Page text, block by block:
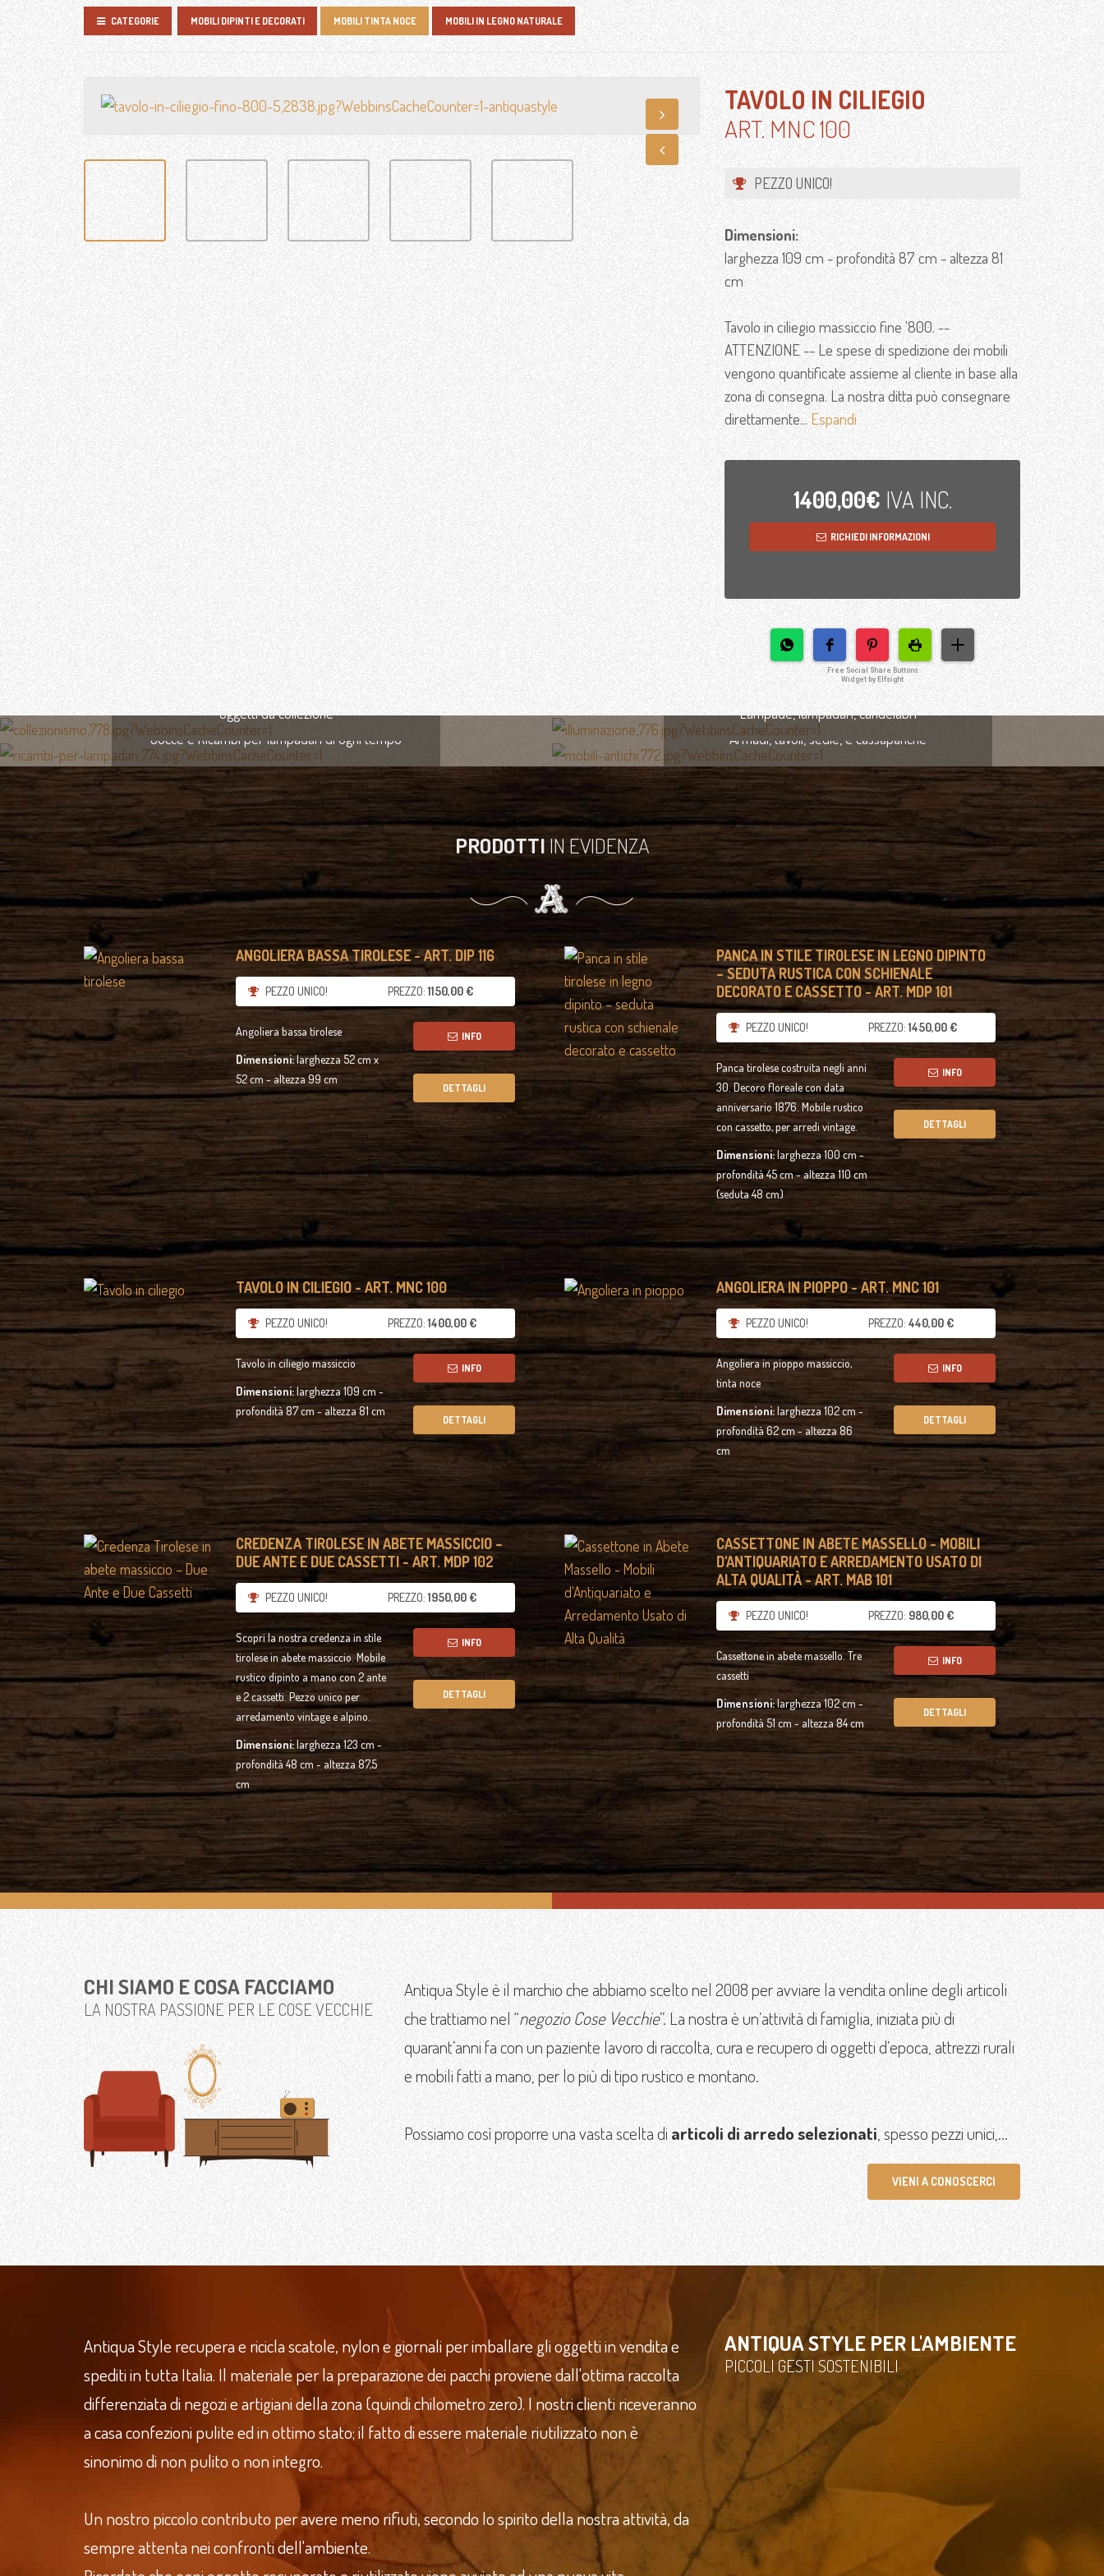
OGGETTI RURALI
OGGETTI VARI
Tel. +39 0465 321127
Cell. 333 2358421
Skype: antiquastyle
info@antiquastyle.it
CATEGORIE MOBILI DIPINTI E DECORATI MOBILI TINTA NOCE MOBILI IN LEGNO NATURALE
TAVOLO IN CILIEGIO
ART. MNC 100
PEZZO UNICO!
Dimensioni:
larghezza 109 cm - profondità 87 cm - altezza 81
cm
Tavolo in ciliegio massiccio fine '800. --
ATTENZIONE -- Le spese di spedizione dei mobili
vengono quantificate assieme al cliente in base alla
zona di consegna. La nostra ditta può consegnare
direttamente... Espandi
1400,00€ IVA INC.
RICHIEDI INFORMAZIONI
Free Social Share Buttons
Widget by Elfsight
Oggetti da collezione
ILLUMINAZIONE
Lampade, lampadari, candelabri
RICAMBI PER LAMPADARI
Gocce e Ricambi per lampadari di ogni tempo
MOBILI ANTICHI
Armadi, tavoli, sedie, e cassapanche
PRODOTTI IN EVIDENZA
ANGOLIERA BASSA TIROLESE - ART. DIP 116
PEZZO UNICO! PREZZO:1150,00 €
Angoliera bassa tirolese
Dimensioni:larghezza 52 cm x
52 cm - altezza 99 cm
INFO
DETTAGLI
PANCA IN STILE TIROLESE IN LEGNO DIPINTO
– SEDUTA RUSTICA CON SCHIENALE
DECORATO E CASSETTO - ART. MDP 101
PEZZO UNICO! PREZZO:1450,00 €
Panca tirolese costruita negli anni
30. Decoro floreale con data
anniversario 1876. Mobile rustico
con cassetto, per arredi vintage.
Dimensioni:larghezza 100 cm -
profondità 45 cm - altezza 110 cm
(seduta 48 cm)
INFO
DETTAGLI
TAVOLO IN CILIEGIO - ART. MNC 100
PEZZO UNICO! PREZZO:1400,00 €
Tavolo in ciliegio massiccio
Dimensioni:larghezza 109 cm -
profondità 87 cm - altezza 81 cm
INFO
DETTAGLI
ANGOLIERA IN PIOPPO - ART. MNC 101
PEZZO UNICO! PREZZO: 440,00 €
Angoliera in pioppo massiccio,
tinta noce
Dimensioni:larghezza 102 cm -
profondità 62 cm - altezza 86
cm
INFO
DETTAGLI
CREDENZA TIROLESE IN ABETE MASSICCIO –
DUE ANTE E DUE CASSETTI - ART. MDP 102
PEZZO UNICO! PREZZO:1950,00 €
Scopri la nostra credenza in stile
tirolese in abete massiccio. Mobile
rustico dipinto a mano con 2 ante
e 2 cassetti. Pezzo unico per
arredamento vintage e alpino.
Dimensioni:larghezza 123 cm -
profondità 48 cm - altezza 87,5
cm
INFO
DETTAGLI
CASSETTONE IN ABETE MASSELLO - MOBILI
D'ANTIQUARIATO E ARREDAMENTO USATO DI
ALTA QUALITÀ - ART. MAB 101
PEZZO UNICO! PREZZO: 980,00 €
Cassettone in abete massello. Tre
cassetti
Dimensioni:larghezza 102 cm -
profondità 51 cm - altezza 84 cm
INFO
DETTAGLI
CHI SIAMO E COSA FACCIAMO
LA NOSTRA PASSIONE PER LE COSE VECCHIE
Antiqua Style è il marchio che abbiamo scelto nel 2008 per avviare la vendita online degli articoli
che trattiamo nel “negozio Cose Vecchie”. La nostra è un’attività di famiglia, iniziata più di
quarant’anni fa con un paziente lavoro di raccolta, cura e recupero di oggetti d’epoca, attrezzi rurali
e mobili fatti a mano, per lo più di tipo rustico e montano.
Possiamo così proporre una vasta scelta di articoli di arredo selezionati , spesso pezzi unici,...
VIENI A CONOSCERCI
ANTIQUA STYLE PER L'AMBIENTE
PICCOLI GESTI SOSTENIBILI
Antiqua Style recupera e ricicla scatole, nylon e giornali per imballare gli oggetti in vendita e
spediti in tutta Italia. Il materiale per la preparazione dei pacchi proviene dall'ottima raccolta
differenziata di negozi e artigiani della zona (quindi chilometro zero). I nostri clienti riceveranno
a casa confezioni pulite ed in ottimo stato; il fatto di essere materiale riutilizzato non è
sinonimo di non pulito o non integro.
Un nostro piccolo contributo per avere meno rifiuti, secondo lo spirito della nostra attività, da
sempre attenta nei confronti dell'ambiente.